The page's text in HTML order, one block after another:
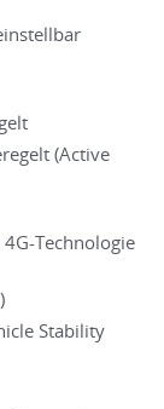
(Active
Technologie
Stability